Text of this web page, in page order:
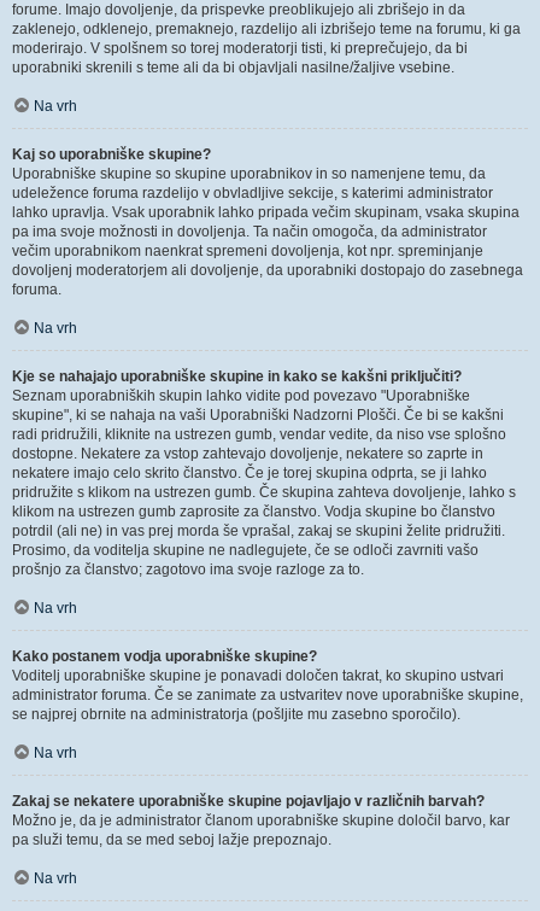
forume. Imajo dovoljenje, da prispevke preoblikujejo ali zbrišejo in da
zaklenejo, odklenejo, premaknejo, razdelijo ali izbrišejo teme na forumu, ki ga
moderirajo. V spolšnem so torej moderatorji tisti, ki preprečujejo, da bi
uporabniki skrenili s teme ali da bi objavljali nasilne/žaljive vsebine.
Na vrh
Kaj so uporabniške skupine?
Uporabniške skupine so skupine uporabnikov in so namenjene temu, da
udeležence foruma razdelijo v obvladljive sekcije, s katerimi administrator
lahko upravlja. Vsak uporabnik lahko pripada večim skupinam, vsaka skupina
pa ima svoje možnosti in dovoljenja. Ta način omogoča, da administrator
večim uporabnikom naenkrat spremeni dovoljenja, kot npr. spreminjanje
dovoljenj moderatorjem ali dovoljenje, da uporabniki dostopajo do zasebnega
foruma.
Na vrh
Kje se nahajajo uporabniške skupine in kako se kakšni priključiti?
Seznam uporabniških skupin lahko vidite pod povezavo "Uporabniške
skupine", ki se nahaja na vaši Uporabniški Nadzorni Plošči. Če bi se kakšni
radi pridružili, kliknite na ustrezen gumb, vendar vedite, da niso vse splošno
dostopne. Nekatere za vstop zahtevajo dovoljenje, nekatere so zaprte in
nekatere imajo celo skrito članstvo. Če je torej skupina odprta, se ji lahko
pridružite s klikom na ustrezen gumb. Če skupina zahteva dovoljenje, lahko s
klikom na ustrezen gumb zaprosite za članstvo. Vodja skupine bo članstvo
potrdil (ali ne) in vas prej morda še vprašal, zakaj se skupini želite pridružiti.
Prosimo, da voditelja skupine ne nadlegujete, če se odloči zavrniti vašo
prošnjo za članstvo; zagotovo ima svoje razloge za to.
Na vrh
Kako postanem vodja uporabniške skupine?
Voditelj uporabniške skupine je ponavadi določen takrat, ko skupino ustvari
administrator foruma. Če se zanimate za ustvaritev nove uporabniške skupine,
se najprej obrnite na administratorja (pošljite mu zasebno sporočilo).
Na vrh
Zakaj se nekatere uporabniške skupine pojavljajo v različnih barvah?
Možno je, da je administrator članom uporabniške skupine določil barvo, kar
pa služi temu, da se med seboj lažje prepoznajo.
Na vrh